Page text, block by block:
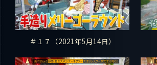
＃１７（2021年5月14日）